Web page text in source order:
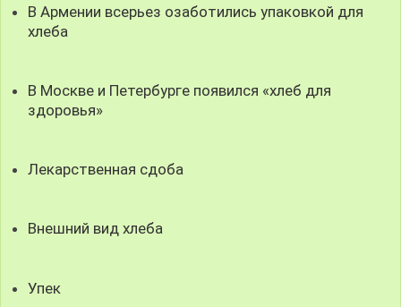
В Армении всерьез озаботились упаковкой для
хлеба
В Москве и Петербурге появился «хлеб для
здоровья»
Лекарственная сдоба
Внешний вид хлеба
Упек